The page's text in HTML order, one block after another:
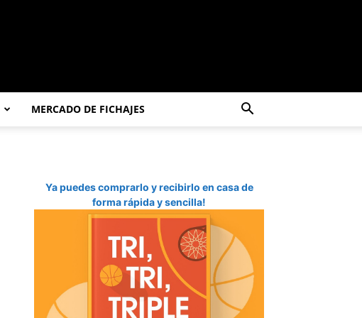
MERCADO DE FICHAJES
Ya puedes comprarlo y recibirlo en casa de
forma rápida y sencilla!